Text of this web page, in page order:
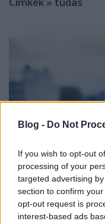
Blog - Do Not
If you wish to opt-out
processing of your
targeted advertising
section to confirm
opt-out request is
interest-based ads
Miért olyan